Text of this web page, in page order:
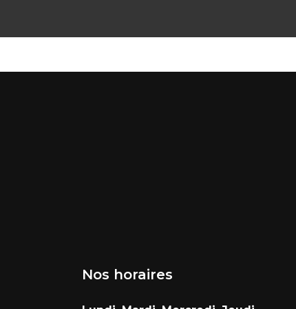
Nos horaires